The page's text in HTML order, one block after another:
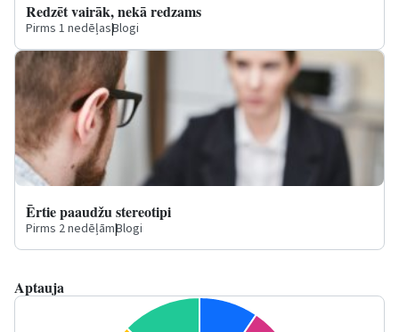
Redzēt vairāk, nekā redzams
Pirms 1 nedēļas|Blogi
Ērtie paaudžu stereotipi
Pirms 2 nedēļām|Blogi
Aptauja